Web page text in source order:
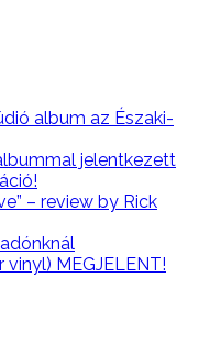
album az Északi-
jelentkezett
– review by Rick
vinyl) MEGJELENT!